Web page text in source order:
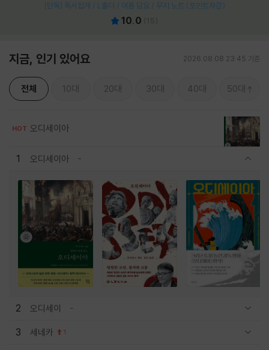
[단독] 독서집게 / L홀더 / 여름 담요 / 무지 노트 (포인트차감)
10.0
지금, 인기 있어요 2026.08.08 23:45 기준
전체 10대 20대 30대 40대 50대
HOT 오디세이아
1 오디세이아
2 오디세이
3 세네카 1